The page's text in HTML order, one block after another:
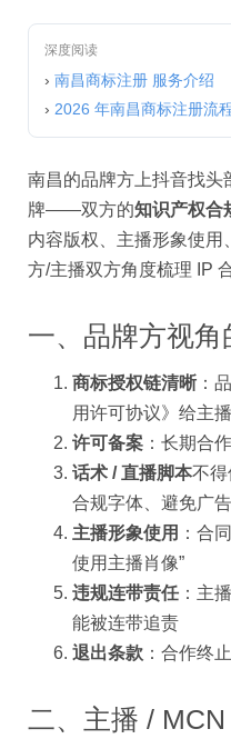
深度阅读
› 南昌商标注册 服务介绍
› 2026 年南昌商标注册流
南昌的品牌方上抖音找头
牌——双方的知识产权合
内容版权、主播形象使
方/主播双方角度梳理 IP
一、品牌方视
商标授权链清晰 ：
用许可协议》给主
许可备案 ：长期合
话术 / 直播脚本不得
合规字体、避免广告
主播形象使用 ：合
使用主播肖像”
违规连带责任 ：主
能被连带追责
退出条款 ：合作终
二、主播 /